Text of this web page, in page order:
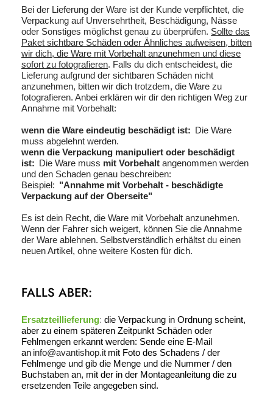
Bei der Lieferung der Ware ist der Kunde verpflichtet, die
Verpackung auf Unversehrtheit, Beschädigung, Nässe
oder Sonstiges möglichst genau zu überprüfen. Sollte das
Paket sichtbare Schäden oder Ähnliches aufweisen, bitten
wir dich, die Ware mit Vorbehalt anzunehmen und diese
sofort zu fotografieren. Falls du dich entscheidest, die
Lieferung aufgrund der sichtbaren Schäden nicht
anzunehmen, bitten wir dich trotzdem, die Ware zu
fotografieren. Anbei erklären wir dir den richtigen Weg zur
Annahme mit Vorbehalt:
wenn die Ware eindeutig beschädigt ist: Die Ware
muss abgelehnt werden.
wenn die Verpackung manipuliert oder beschädigt
ist: Die Ware muss mit Vorbehalt angenommen werden
und den Schaden genau beschreiben:
Beispiel: "Annahme mit Vorbehalt - beschädigte
Verpackung auf der Oberseite"
Es ist dein Recht, die Ware mit Vorbehalt anzunehmen.
Wenn der Fahrer sich weigert, können Sie die Annahme
der Ware ablehnen. Selbstverständlich erhältst du einen
neuen Artikel, ohne weitere Kosten für dich.
FALLS ABER:
Ersatzteillieferung: die Verpackung in Ordnung scheint,
aber zu einem späteren Zeitpunkt Schäden oder
Fehlmengen erkannt werden: Sende eine E-Mail
an info@avantishop.it mit Foto des Schadens / der
Fehlmenge und gib die Menge und die Nummer / den
Buchstaben an, mit der in der Montageanleitung die zu
ersetzenden Teile angegeben sind.